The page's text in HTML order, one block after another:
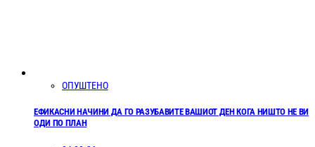
ОПУШТЕНО
ЕФИКАСНИ НАЧИНИ ДА ГО РАЗУБАВИТЕ ВАШИОТ ДЕН КОГА НИШТО НЕ ВИ
ОДИ ПО ПЛАН